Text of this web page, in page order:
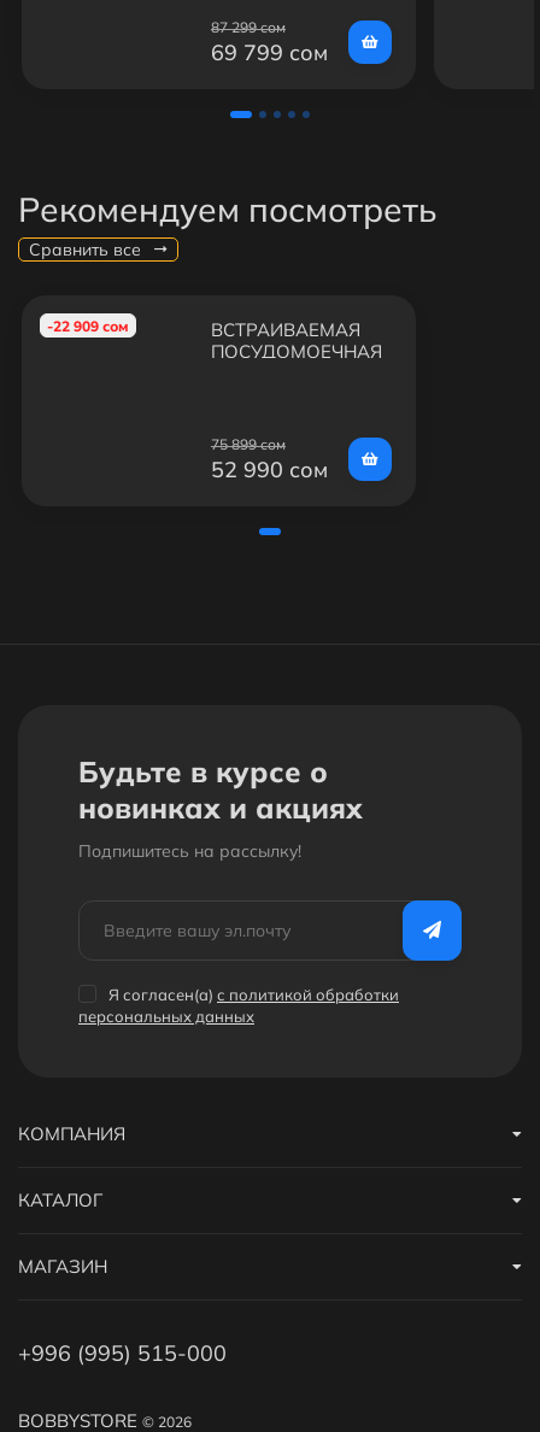
87 299 сом
69 799 сом
Рекомендуем посмотреть
Сравнить все
-22 909 сом
ВСТРАИВАЕМАЯ
ПОСУДОМОЕЧНАЯ
75 899 сом
52 990 сом
Будьте в курсе о
новинках и акциях
Подпишитесь на рассылкy!
Я согласен(a) с политикой обработки
персональных данных
BOBBYSTORE © 2026
КОМПАНИЯ
КАТАЛОГ
МАГАЗИН
+996 (995) 515-000